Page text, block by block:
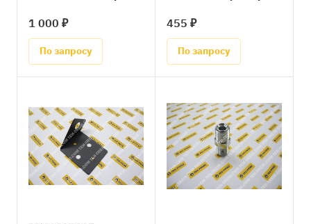
1 000 ₽
По запросу
455 ₽
По запросу